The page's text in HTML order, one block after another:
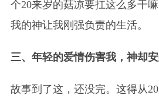
个20来岁的菇凉要扛这么多干
我的神让我刚强负责的生活。
三、年轻的爱情伤害我，神却
故事到了这，还没完。这得从